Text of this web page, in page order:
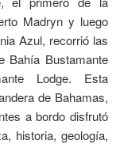
Madryn y luego
Azul, recorrió las
Bahía Bustamante
Lodge. Esta
de Bahamas,
a bordo disfrutó
historia, geología,